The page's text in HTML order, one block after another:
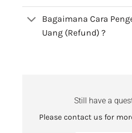
Bagaimana Cara
Uang (Refund) ?
Still have a
Please contact us for